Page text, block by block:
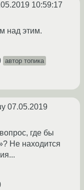
10:59:17
над этим.
автор топика
07.05.2019
где бы
Не находится